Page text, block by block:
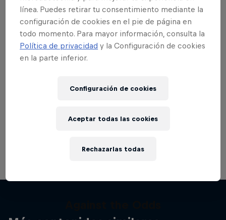
¿Quieres más sobre esto?
Level up with the latest games and esports news,
línea. Puedes retirar tu consentimiento mediante la
configuración de cookies en el pie de página en
todo momento. Para mayor información, consulta la
Política de privacidad y la Configuración de cookies
en la parte inferior.
Configuración de cookies
Rechazarlas todas
Aceptar todas las cookies